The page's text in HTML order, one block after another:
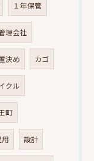
１年保管
理会社
決め カゴ
クル
町
用 設計